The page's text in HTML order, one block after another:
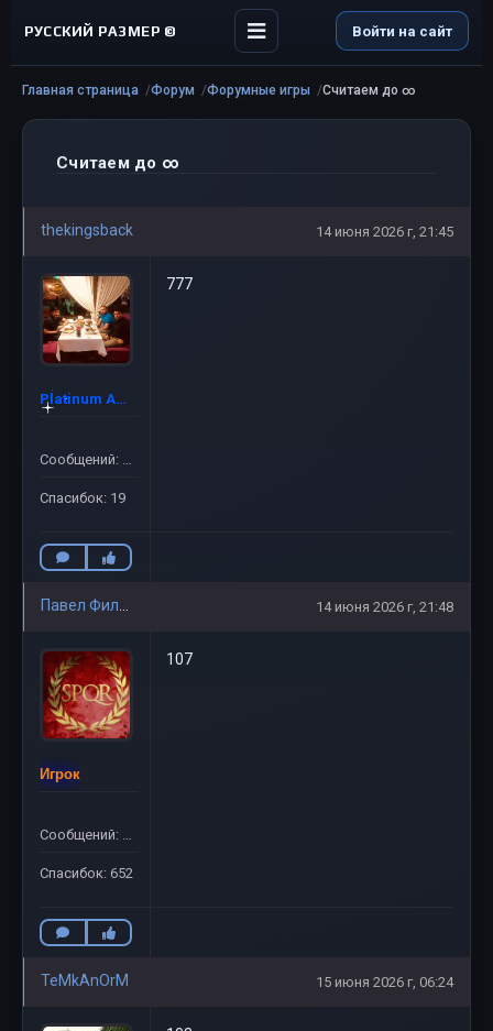
РУССКИЙ РАЗМЕР © Войти на сайт
Главная страница Форум Форумные игры Считаем до ∞
Считаем до ∞
thekingsback 14 июня 2026 г, 21:45
Platinum Admin ©
Сообщений: 52
Спасибок: 19
777
14 июня 2026 г, 21:48
Игрок
Сообщений: 781
Спасибок: 652
107
TeMkAnOrM 15 июня 2026 г, 06:24